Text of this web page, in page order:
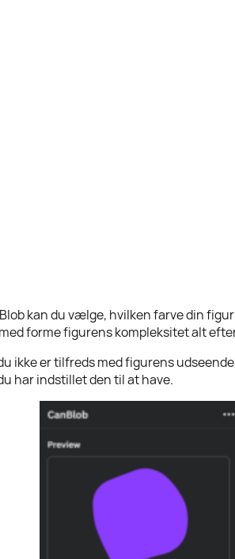
kan du vælge, hvilken farve din
forme figurens kompleksitet alt
ikke er tilfreds med figurens
har indstillet den til at have.